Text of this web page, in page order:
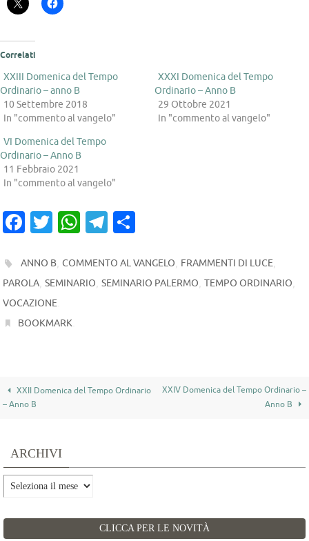
Correlati
XXIII Domenica del Tempo
Ordinario – anno B
10 Settembre 2018
In "commento al vangelo"
XXXI Domenica del Tempo
Ordinario – Anno B
29 Ottobre 2021
In "commento al vangelo"
VI Domenica del Tempo
Ordinario – Anno B
11 Febbraio 2021
In "commento al vangelo"
Fa
e
b
o
o
T
it
te
r
W
at
s
T
e
gr
n
di
ANNO B,COMMENTO AL VANGELO, FRAMMENTI DI LUCE,
PAROLA, SEMINARIO, SEMINARIO PALERMO, TEMPO ORDINARIO,
VOCAZIONE
BOOKMARK
XXII Domenica del Tempo Ordinario
– Anno B
XXIV Domenica del Tempo Ordinario –
Anno B
ARCHIVI
Archivi
CLICCA PER LE NOVITÀ